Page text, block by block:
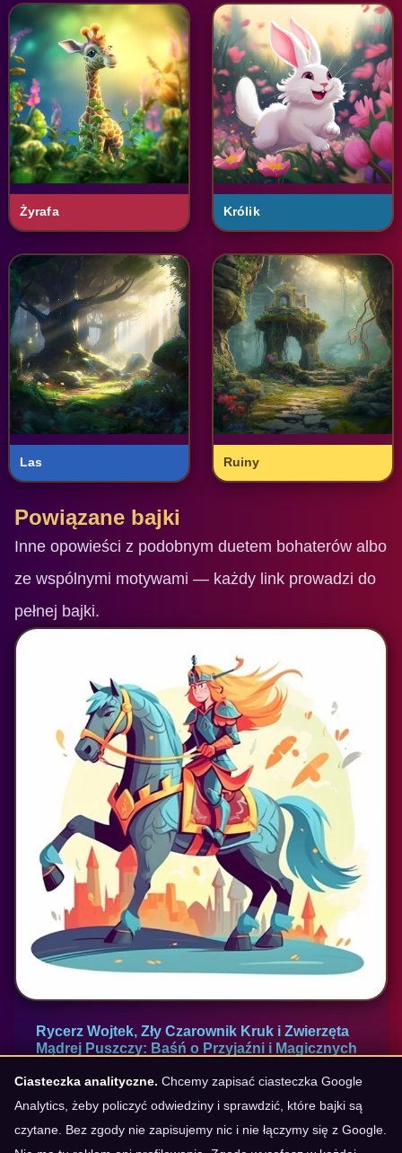
Żyrafa Królik
Las Ruiny
Powiązane bajki
Inne opowieści z podobnym duetem bohaterów albo
ze wspólnymi motywami — każdy link prowadzi do
pełnej bajki.
Rycerz Wojtek, Zły Czarownik Kruk i Zwierzęta
Mądrej Puszczy: Baśń o Przyjaźni i Magicznych
dodano: 12-4-2025
Ciasteczka analityczne. Chcemy zapisać ciasteczka Google
Analytics, żeby policzyć odwiedziny i sprawdzić, które bajki są
czytane. Bez zgody nie zapisujemy nic i nie łączymy się z Google.